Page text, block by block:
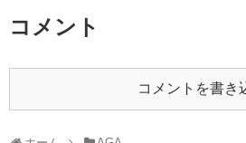
コメント
コメントを書き